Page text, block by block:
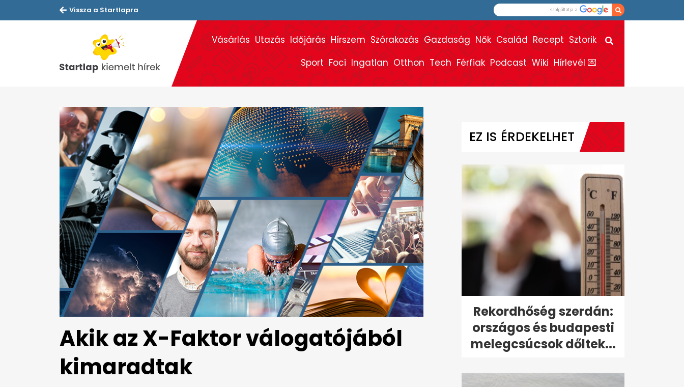
Vissza a Startlapra
Vásárlás Utazás Időjárás Hírszem Szórakozás Gazdaság Nők Család Recept Sztorik
Sport Foci Ingatlan Otthon Tech Férfiak Podcast Wiki Hírlevél 💌
Akik az X-Faktor válogatójából
kimaradtak
EZ IS ÉRDEKELHET
Rekordhőség szerdán:
országos és budapesti
melegcsúcsok dőltek...